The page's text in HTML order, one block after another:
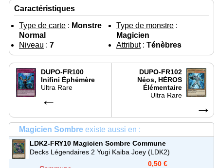
Caractéristiques
Type de carte : Monstre
Normal
Type de monstre :
Magicien
Niveau : 7 Attribut: Ténèbres
DUPO-FR100
Inifini Éphémère
Ultra Rare
←
DUPO-FR102
Néos, HÉROS
Élémentaire
Ultra Rare
→
Magicien Sombre existe aussi en :
LDK2-FRY10 Magicien Sombre Commune
Decks Légendaires 2 Yugi Kaiba Joey (LDK2)
0,50 €